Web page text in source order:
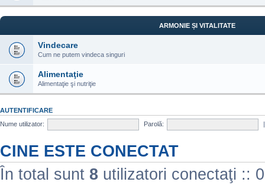
ARMONIE ȘI VITALITATE
Vindecare
Cum ne putem vindeca singuri
Alimentaţie
Alimentaţie şi nutriţie
AUTENTIFICARE
Nume utilizator:
Parolă:
CINE ESTE CONECTAT
În total sunt 8 utilizatori conectaţi ::